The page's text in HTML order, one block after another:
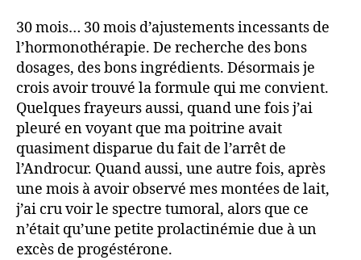
30 mois… 30 mois d’ajustements incessants de
l’hormonothérapie. De recherche des bons
dosages, des bons ingrédients. Désormais je
crois avoir trouvé la formule qui me convient.
Quelques frayeurs aussi, quand une fois j’ai
pleuré en voyant que ma poitrine avait
quasiment disparue du fait de l’arrêt de
l’Androcur. Quand aussi, une autre fois, après
une mois à avoir observé mes montées de lait,
j’ai cru voir le spectre tumoral, alors que ce
n’était qu’une petite prolactinémie due à un
excès de progéstérone.